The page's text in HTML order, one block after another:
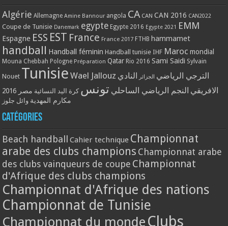
Algérie Allemagne Amine Bannour angola CA CAN CAN 2016 CAN2022
Coupe de Tunisie Danemark egypte Egypte 2016 Egypte 2021 EMM
Espagne ESS EST France France 2017 FTHB hammamet
handball Handball féminin Handball tunisie IHF Maroc mondial
Mouna Chebbah Pologne Préparation Qatar Rio 2016 Sami Saidi Sylvain
Nouet Tunisie Wael Jallouz الترجي الرياضي الجزائر النادي
الافريقي النجم الرياضي الساحلي تونس كرة اليد النسائية مصر 2016
مكارم المهدية وائل جلوز
Catégories
Beach handball Cahier technique Championnat
arabe des clubs champions Championnat arabe
des clubs vainqueurs de coupe Championnat
d'Afrique des clubs champions
Championnat d'Afrique des nations
Championnat de Tunisie
Championnat du monde Clubs